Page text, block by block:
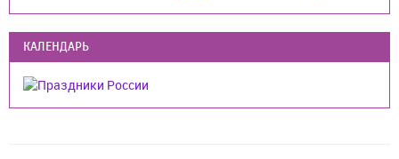
КАЛЕНДАРЬ